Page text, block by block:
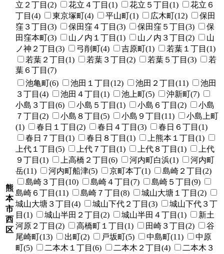
立２丁目(2)
花立４丁目(1) 花立５丁目(1)
花立６
丁目(4)
東京塚町(4) 平山町(1) 広木町(12)
保田
窪３丁目(3)
保田窪４丁目(3) 保田窪５丁目(3)
保
田窪本町(3)
山ノ内１丁目(1) 山ノ内３丁目(2)
山
ノ神２丁目(3)
弓削町(4) 吉原町(1)
若葉１丁目(1)
若葉２丁目(1)
若葉３丁目(2) 若葉５丁目(3)
若
葉６丁目(7)
熊
本
市
西
区
池亀町(6) 池田１丁目(12) 池田２丁目(11)
池田
３丁目(4)
池田４丁目(1) 池上町(5)
沖新町(7)
小島３丁目(6)
小島５丁目(1) 小島６丁目(2)
小島
７丁目(2)
小島８丁目(5) 小島９丁目(11)
小島上町
(1)
春日１丁目(2) 春日４丁目(3)
春日６丁目(1)
春日７丁目(1)
春日８丁目(1)
上熊本１丁目(1)
上代１丁目(5)
上代７丁目(1) 上代８丁目(1)
上代
９丁目(1)
上高橋２丁目(6) 河内町白浜(1)
河内町
岳(11)
河内町船津(5) 京町本丁(1)
島崎２丁目(2)
島崎３丁目(10)
島崎４丁目(7)
島崎５丁目(9)
島崎６丁目(11)
島崎７丁目(8)
城山大塘１丁目(2)
城山大塘３丁目(4)
城山下代２丁目(3)
城山下代３丁
目(1)
城山半田２丁目(2) 城山半田４丁目(1)
新土
河原２丁目(2)
高橋町１丁目(1) 田崎３丁目(2)
谷
尾崎町(13)
出町(2) 戸坂町(5) 中島町(11)
中原
町(5)
二本木１丁目(6) 二本木２丁目(4)
二本木３